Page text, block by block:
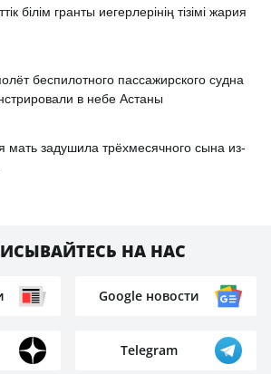
білім гранты иегерлерінің тізімі жария
беспилотного пассажирского судна
в небе Астаны
мать задушила трёхмесячного сына из-
НА НАС
Google новости
Telegram